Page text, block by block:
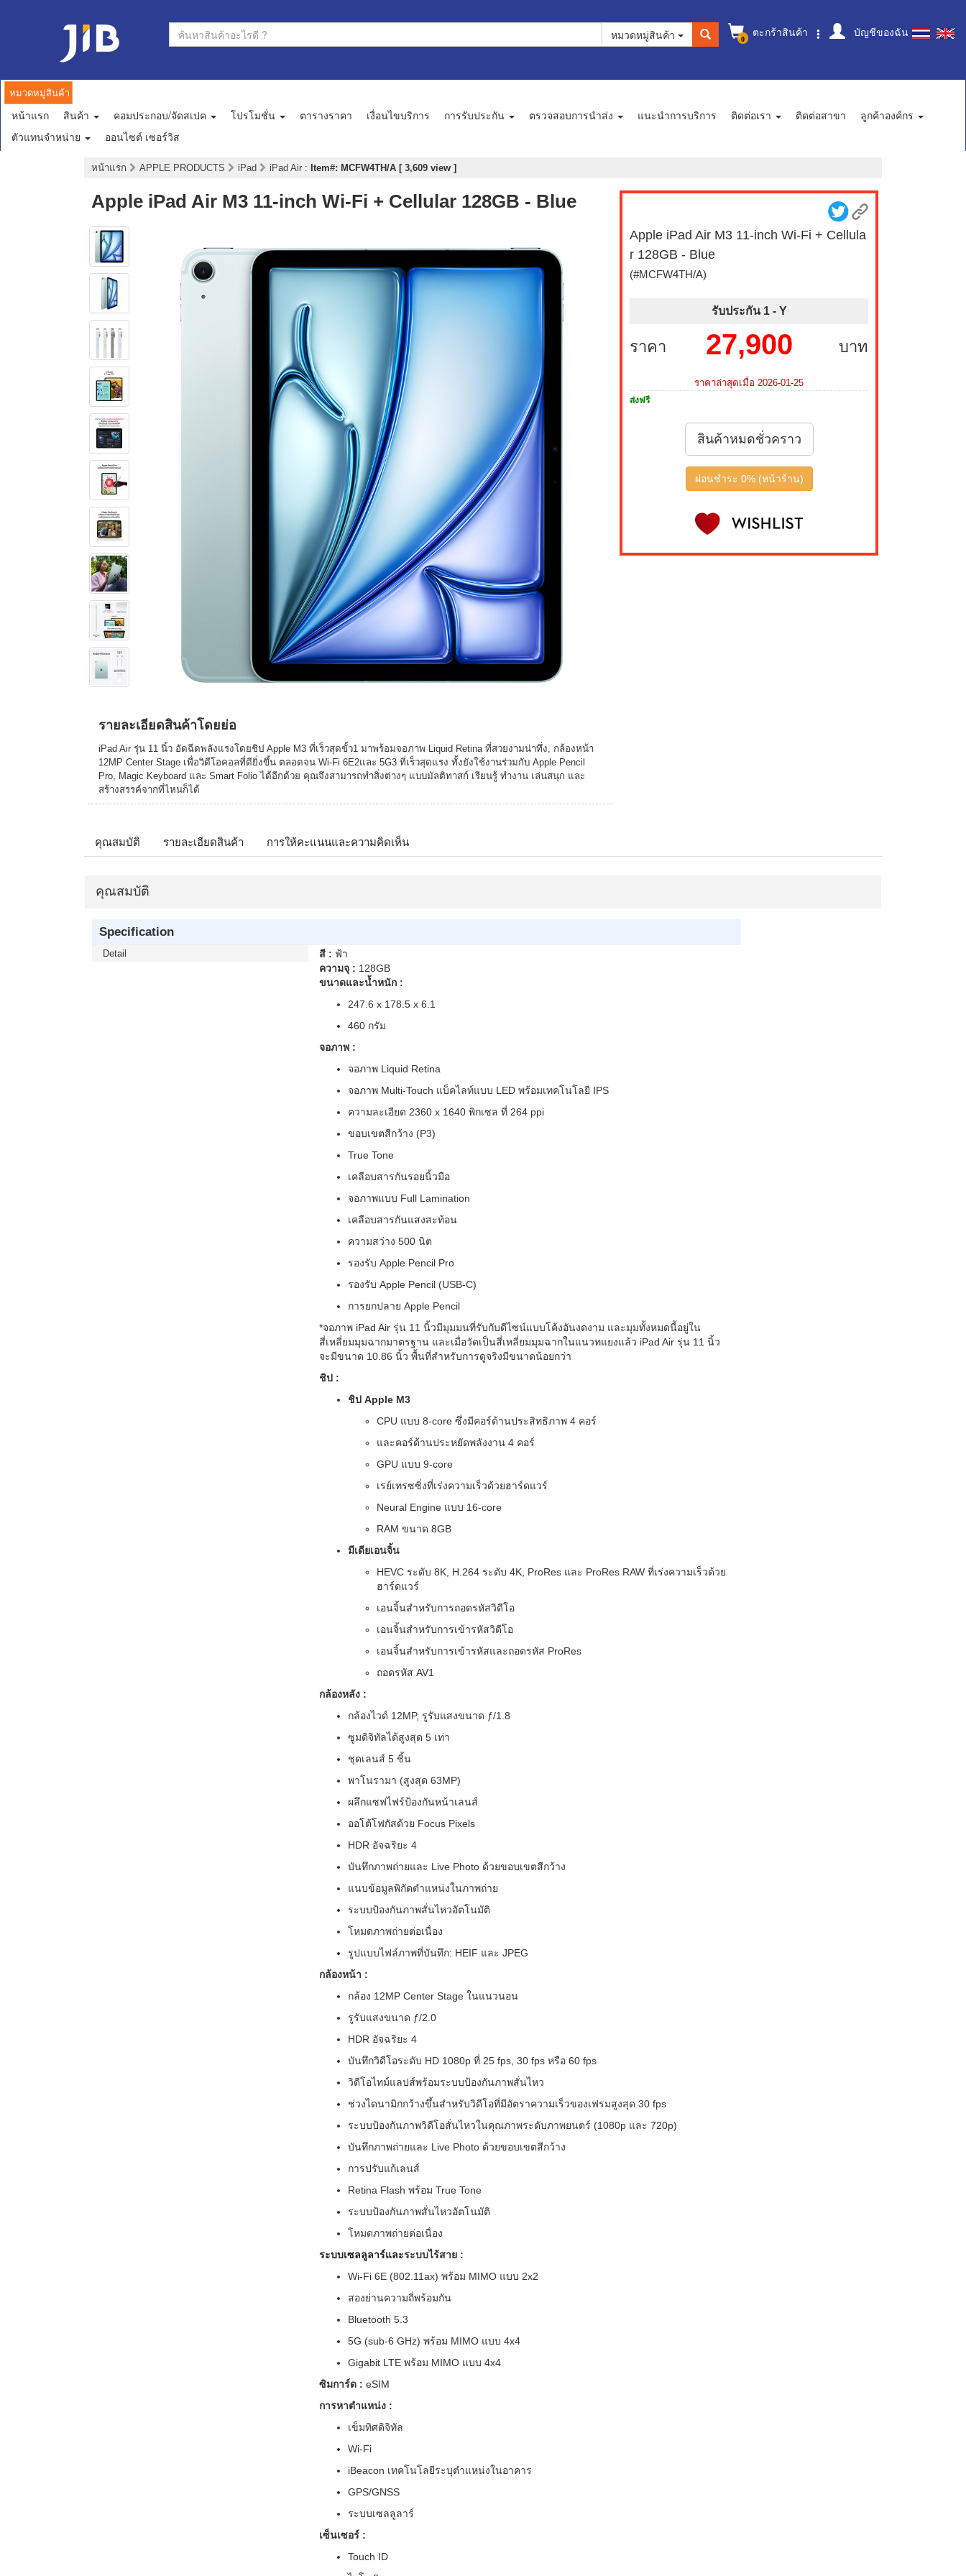
0 ตะกร้าสินค้า บัญชีของฉัน
หมวดหมู่สินค้า
หมวดหมู่สินค้า
หน้าแรก สินค้า คอมประกอบ/จัดสเปค โปรโมชั่น ตารางราคา เงื่อนไขบริการ การรับประกัน ตรวจสอบการนำส่ง แนะนำการบริการ ติดต่อเรา ติดต่อสาขา
ลูกค้าองค์กร
ตัวแทนจำหน่าย
ออนไซต์ เซอร์วิส
หน้าแรก APPLE PRODUCTS iPad iPad Air : Item#: MCFW4TH/A [ 3,609 view ]
Apple iPad Air M3 11-inch Wi-Fi + Cellular 128GB - Blue
รายละเอียดสินค้าโดยย่อ
iPad Air รุ่น 11 นิ้ว อัดฉีดพลังแรงโดยชิป Apple M3 ที่เร็วสุดขั้ว1 มาพร้อมจอภาพ Liquid Retina ที่สวยงามน่าทึ่ง, กล้องหน้า
12MP Center Stage เพื่อวิดีโอคอลที่ดียิ่งขึ้น ตลอดจน Wi-Fi 6E2และ 5G3 ที่เร็วสุดแรง ทั้งยังใช้งานร่วมกับ Apple Pencil
Pro, Magic Keyboard และ Smart Folio ได้อีกด้วย คุณจึงสามารถทำสิ่งต่างๆ แบบมัลติทาสก์ เรียนรู้ ทำงาน เล่นสนุก และ
สร้างสรรค์จากที่ไหนก็ได้
Apple iPad Air M3 11-inch Wi-Fi + Cellula
r 128GB - Blue
(#MCFW4TH/A)
รับประกัน 1 - Y
ราคา บาท
27,900
ราคาล่าสุดเมื่อ 2026-01-25
ส่งฟรี
สินค้าหมดชั่วคราว
ผ่อนชำระ 0% (หน้าร้าน)
คุณสมบัติ รายละเอียดสินค้า การให้คะแนนและความคิดเห็น
คุณสมบัติ
Specification
Detail สี : ฟ้า
ความจุ : 128GB
ขนาดและน้ำหนัก :
247.6 x 178.5 x 6.1
460 กรัม
จอภาพ :
จอภาพ Liquid Retina
จอภาพ Multi‑Touch แบ็คไลท์แบบ LED พร้อมเทคโนโลยี IPS
ความละเอียด 2360 x 1640 พิกเซล ที่ 264 ppi
ขอบเขตสีกว้าง (P3)
True Tone
เคลือบสารกันรอยนิ้วมือ
จอภาพแบบ Full Lamination
เคลือบสารกันแสงสะท้อน
ความสว่าง 500 นิต
รองรับ Apple Pencil Pro
รองรับ Apple Pencil (USB‑C)
การยกปลาย Apple Pencil
*จอภาพ iPad Air รุ่น 11 นิ้วมีมุมมนที่รับกับดีไซน์แบบโค้งอันงดงาม และมุมทั้งหมดนี้อยู่ใน
สี่เหลี่ยมมุมฉากมาตรฐาน และเมื่อวัดเป็นสี่เหลี่ยมมุมฉากในแนวทแยงแล้ว iPad Air รุ่น 11 นิ้ว
จะมีขนาด 10.86 นิ้ว พื้นที่สำหรับการดูจริงมีขนาดน้อยกว่า
ชิป :
ชิป Apple M3
CPU แบบ 8-core ซึ่งมีคอร์ด้านประสิทธิภาพ 4 คอร์
และคอร์ด้านประหยัดพลังงาน 4 คอร์
GPU แบบ 9-core
เรย์เทรซซิ่งที่เร่งความเร็วด้วยฮาร์ดแวร์
Neural Engine แบบ 16-core
RAM ขนาด 8GB
มีเดียเอนจิ้น
HEVC ระดับ 8K, H.264 ระดับ 4K, ProRes และ ProRes RAW ที่เร่งความเร็วด้วย
ฮาร์ดแวร์
เอนจิ้นสำหรับการถอดรหัสวิดีโอ
เอนจิ้นสำหรับการเข้ารหัสวิดีโอ
เอนจิ้นสำหรับการเข้ารหัสและถอดรหัส ProRes
ถอดรหัส AV1
กล้องหลัง :
กล้องไวด์ 12MP, รูรับแสงขนาด ƒ/1.8
ซูมดิจิทัลได้สูงสุด 5 เท่า
ชุดเลนส์ 5 ชิ้น
พาโนรามา (สูงสุด 63MP)
ผลึกแซฟไฟร์ป้องกันหน้าเลนส์
ออโต้โฟกัสด้วย Focus Pixels
HDR อัจฉริยะ 4
บันทึกภาพถ่ายและ Live Photo ด้วยขอบเขตสีกว้าง
แนบข้อมูลพิกัดตำแหน่งในภาพถ่าย
ระบบป้องกันภาพสั่นไหวอัตโนมัติ
โหมดภาพถ่ายต่อเนื่อง
รูปแบบไฟล์ภาพที่บันทึก: HEIF และ JPEG
กล้องหน้า :
กล้อง 12MP Center Stage ในแนวนอน
รูรับแสงขนาด ƒ/2.0
HDR อัจฉริยะ 4
บันทึกวิดีโอระดับ HD 1080p ที่ 25 fps, 30 fps หรือ 60 fps
วิดีโอไทม์แลปส์พร้อมระบบป้องกันภาพสั่นไหว
ช่วงไดนามิกกว้างขึ้นสำหรับวิดีโอที่มีอัตราความเร็วของเฟรมสูงสุด 30 fps
ระบบป้องกันภาพวิดีโอสั่นไหวในคุณภาพระดับภาพยนตร์ (1080p และ 720p)
บันทึกภาพถ่ายและ Live Photo ด้วยขอบเขตสีกว้าง
การปรับแก้เลนส์
Retina Flash พร้อม True Tone
ระบบป้องกันภาพสั่นไหวอัตโนมัติ
โหมดภาพถ่ายต่อเนื่อง​
ระบบเซลลูลาร์และระบบไร้สาย :
Wi-Fi 6E (802.11ax) พร้อม MIMO แบบ 2x2
สองย่านความถี่พร้อมกัน
Bluetooth 5.3
5G (sub-6 GHz) พร้อม MIMO แบบ 4x4
Gigabit LTE พร้อม MIMO แบบ 4x4
ซิมการ์ด :eSIM
การหาตำแหน่ง :
เข็มทิศดิจิทัล
Wi‑Fi
iBeacon เทคโนโลยีระบุตำแหน่งในอาคาร
GPS/GNSS
ระบบเซลลูลาร์
เซ็นเซอร์ :
Touch ID